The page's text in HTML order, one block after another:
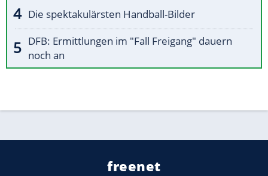
Die spektakulärsten Handball-Bilder
DFB: Ermittlungen im "Fall Freigang" dauern
noch an
freenet